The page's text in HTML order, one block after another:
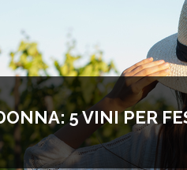
5 VINI PER